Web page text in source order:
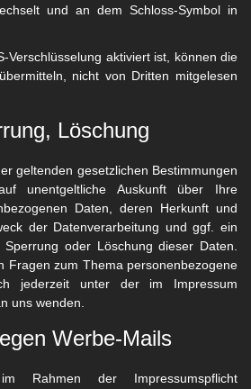
und an dem Schloss-Symbol in
Verschlüsselung aktiviert ist, können die
nicht von Dritten mitgelesen
Löschung
geltenden gesetzlichen Bestimmungen
unentgeltliche Auskunft über Ihre
Daten, deren Herkunft und
der Datenverarbeitung und ggf. ein
oder Löschung dieser Daten.
Fragen zum Thema personenbezogene
jederzeit unter der im Impressum
uns wenden.
Werbe-Mails
Rahmen der Impressumspflicht